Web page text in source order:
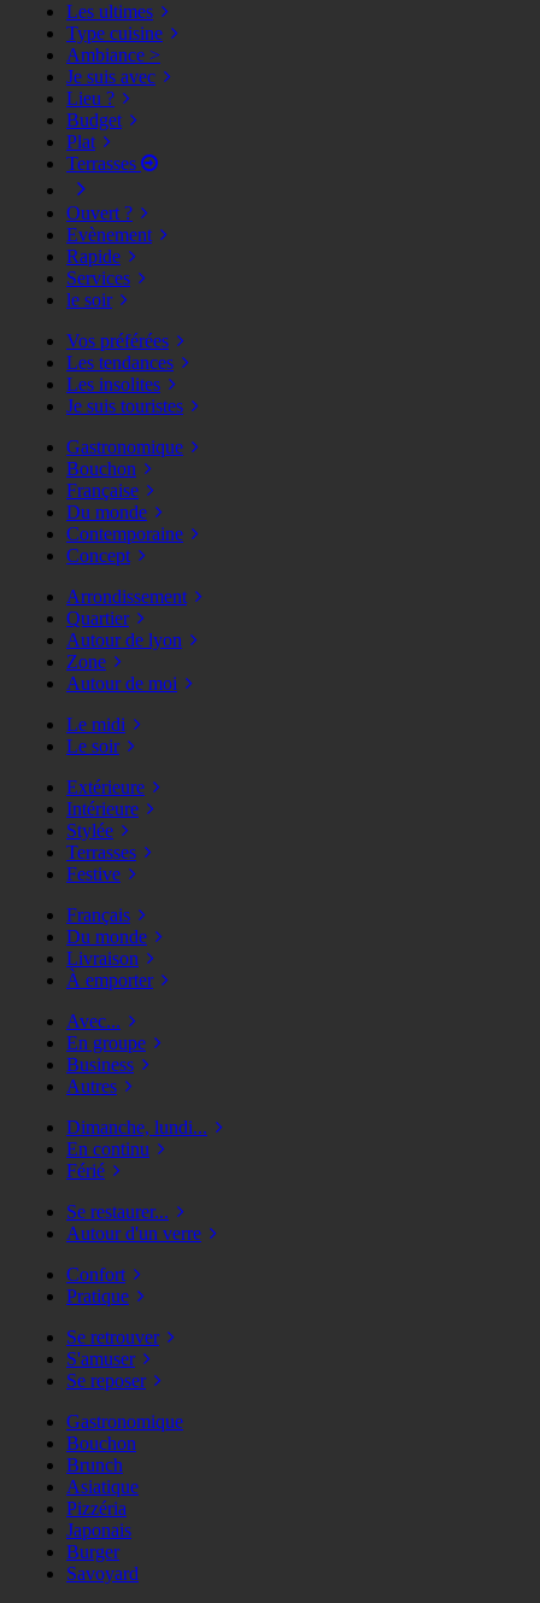
Les ultimes
Type cuisine
Ambiance >
Je suis avec
Lieu ?
Budget
Plat
Terrasses
Ouvert ?
Evènement
Rapide
Services
le soir
Vos préférées
Les tendances
Les insolites
Je suis touristes
Gastronomique
Bouchon
Française
Du monde
Contemporaine
Concept
Arrondissement
Quartier
Autour de lyon
Zone
Autour de moi
Le midi
Le soir
Extérieure
Intérieure
Stylée
Terrasses
Festive
Français
Du monde
Livraison
À emporter
Avec...
En groupe
Business
Autres
Dimanche, lundi...
En continu
Férié
Se restaurer...
Autour d'un verre
Confort
Pratique
Se retrouver
S'amuser
Se reposer
Gastronomique
Bouchon
Brunch
Asiatique
Pizzéria
Japonais
Burger
Savoyard